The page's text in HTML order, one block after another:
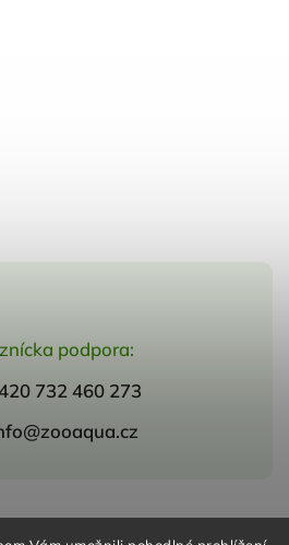
podpora:
732 460 273